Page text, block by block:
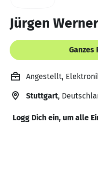
Jürgen
Ganzes
Angestellt,
Stuttgart,
Logg Dich ein, um alle